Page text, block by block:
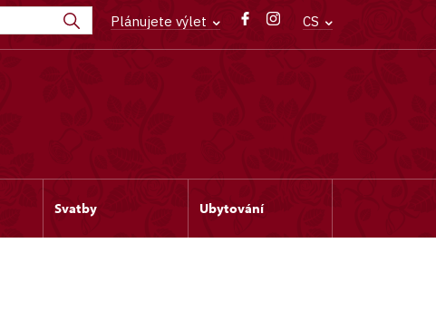
Plánujete výlet CS
Svatby Ubytování